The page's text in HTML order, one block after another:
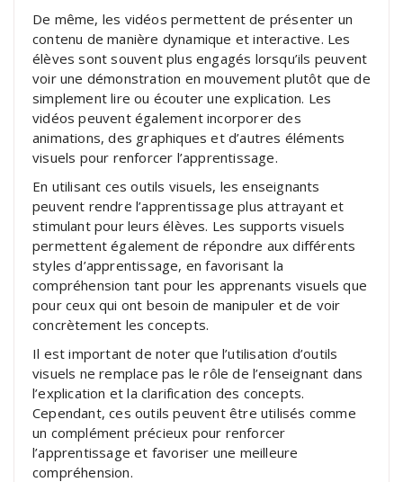
De même, les vidéos permettent de présenter un
contenu de manière dynamique et interactive. Les
élèves sont souvent plus engagés lorsqu’ils peuvent
voir une démonstration en mouvement plutôt que de
simplement lire ou écouter une explication. Les
vidéos peuvent également incorporer des
animations, des graphiques et d’autres éléments
visuels pour renforcer l’apprentissage.
En utilisant ces outils visuels, les enseignants
peuvent rendre l’apprentissage plus attrayant et
stimulant pour leurs élèves. Les supports visuels
permettent également de répondre aux différents
styles d’apprentissage, en favorisant la
compréhension tant pour les apprenants visuels que
pour ceux qui ont besoin de manipuler et de voir
concrètement les concepts.
Il est important de noter que l’utilisation d’outils
visuels ne remplace pas le rôle de l’enseignant dans
l’explication et la clarification des concepts.
Cependant, ces outils peuvent être utilisés comme
un complément précieux pour renforcer
l’apprentissage et favoriser une meilleure
compréhension.